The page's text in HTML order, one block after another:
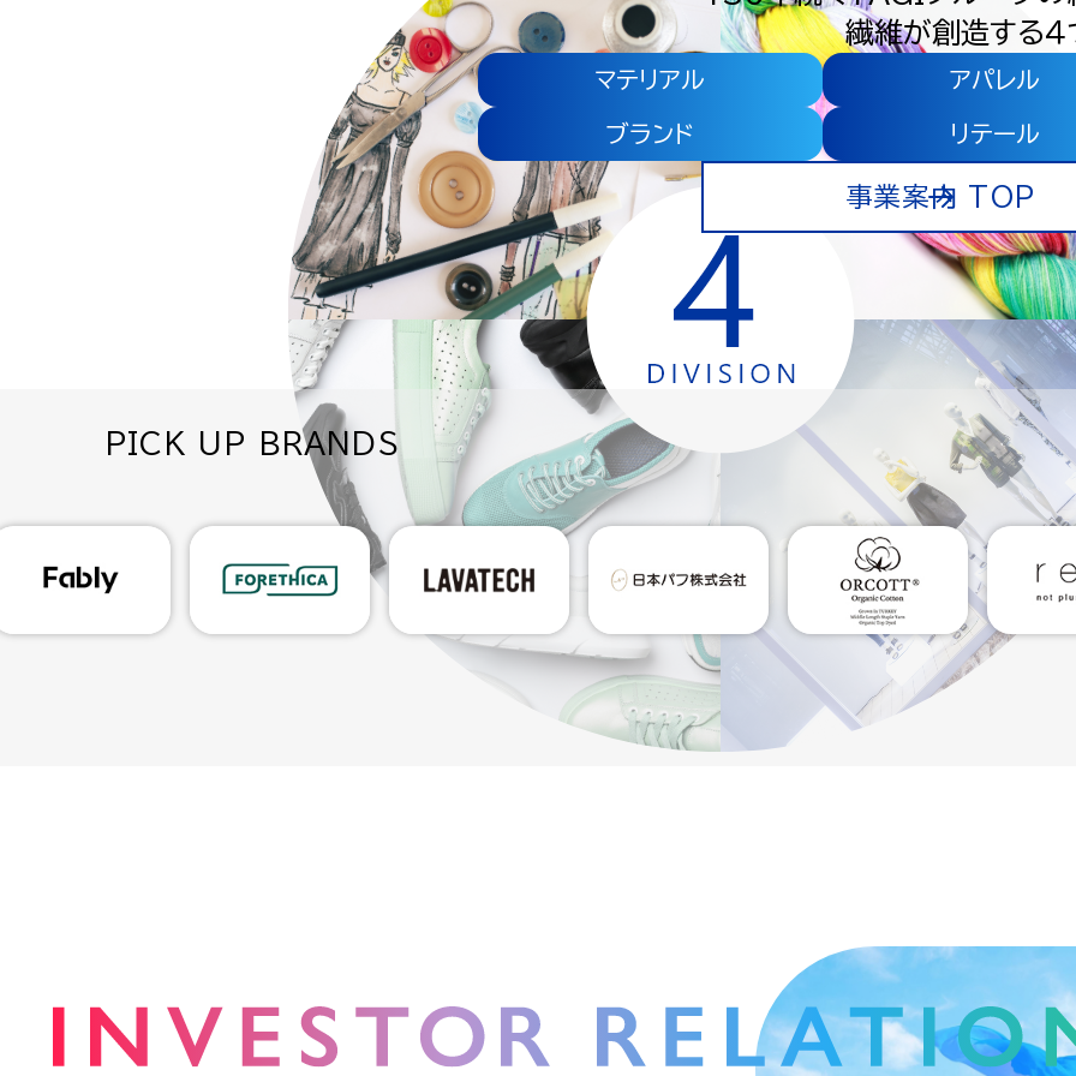
繊維が創造する
マテリアル アパレル
ブランド リテール
事業案内 TOP
PICK UP BRANDS